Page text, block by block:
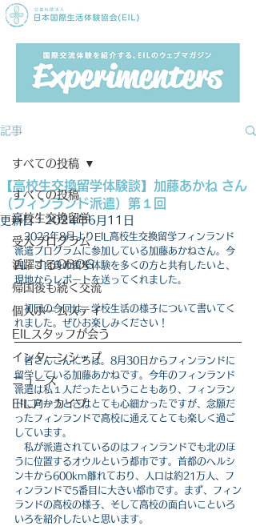
記事
すべての投稿
高校生交換留学
受入プログラム
活躍するOBOG
帰国後も続く交流
個人ホームステイ
EILスタッフが会う
インターンシップ
ニュース
EILアーカイブ
すべての投稿
【高校生交換留学体験談】加藤あかね さん
（フィンランド派遣）第１回
更新日：2024年6月11日
2023年8月よりEIL高校生交換留学フィンランド
派遣プログラムに参加している加藤あかねさん。今
回、ご自身の留学体験を多くの方と共有したいと、
現地からレポートを送ってくれました。
初回の今回は、学校生活の様子について書いてく
れました。ぜひお楽しみください！
皆さんこんにちは。8月30日からフィンランドに
留学している加藤あかねです。今年のフィンランド
派遣は私１人だったということもあり、 フィンラン
ドに向かうときはとても心細かったですが、念願だ
ったフィンランドで高校に通えてとても楽しく過ご
しています。
私が派遣されているのはフィンランドでも北のほ
うに位置するオウルという都市です。首都のヘルシ
ンキから600km離れており、人口は約21万人、フ
ィンランドで5番目に大きい都市です。まず、フィン
ランドの高校の様子、そして高校の面白いこといろ
いろを紹介したいと思います。